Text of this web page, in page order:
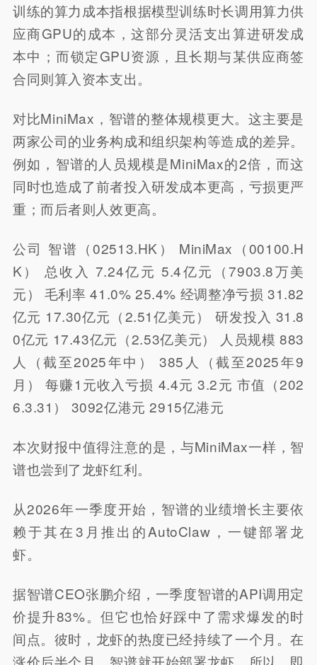
训练的算力成本指根据模型训练时长调用算力供
应商GPU的成本，这部分灵活支出算进研发成
本中；而锁定GPU资源，且长期与某供应商签
合同则算入资本支出。
对比MiniMax，智谱的整体规模更大。这主要是
两家公司的业务构成和组织架构等造成的差异。
例如，智谱的人员规模是MiniMax的2倍，而这
同时也造成了前者投入研发成本更高，亏损更严
重；而后者则人效更高。
公司 智谱（02513.HK） MiniMax（00100.H
K） 总收入 7.24亿元 5.4亿元（7903.8万美
元） 毛利率 41.0% 25.4% 经调整净亏损 31.82
亿元 17.30亿元（2.51亿美元） 研发投入 31.8
0亿元 17.43亿元（2.53亿美元） 人员规模 883
人（截至2025年中） 385人（截至2025年9
月） 每赚1元收入亏损 4.4元 3.2元 市值（202
6.3.31） 3092亿港元 2915亿港元
本次财报中值得注意的是，与MiniMax一样，智
谱也尝到了龙虾红利。
从2026年一季度开始，智谱的业绩增长主要依
赖于其在3月推出的AutoClaw，一键部署龙
虾。
据智谱CEO张鹏介绍，一季度智谱的API调用定
价提升83%。但它也恰好踩中了需求爆发的时
间点。彼时，龙虾的热度已经持续了一个月。在
涨价后半个月，智谱就开始部署龙虾。所以，即